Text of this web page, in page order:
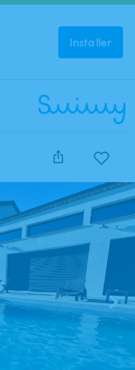
Installer